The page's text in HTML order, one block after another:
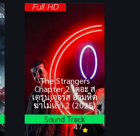
Full HD
The Strangers
Chapter 2 เดอะ ส
เตรนเจอร์ส อำมหิต
ฆ่าไม่เลิก 2 (2025)
4.7
Sound Track